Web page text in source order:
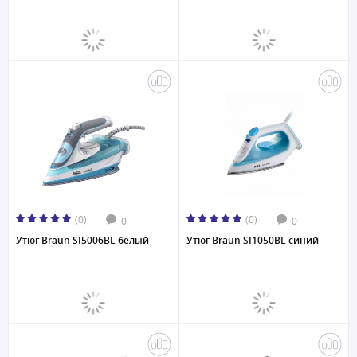
(0) 0
Утюг Braun SI5006BL белый
(0) 0
Утюг Braun SI1050BL синий